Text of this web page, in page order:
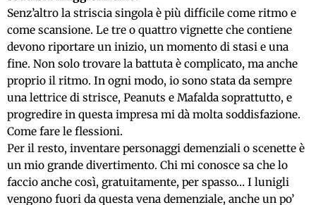
Senz’altro la striscia singola è più difficile come ritmo e
come scansione. Le tre o quattro vignette che contiene
devono riportare un inizio, un momento di stasi e una
fine. Non solo trovare la battuta è complicato, ma anche
proprio il ritmo. In ogni modo, io sono stata da sempre
una lettrice di strisce, Peanuts e Mafalda soprattutto, e
progredire in questa impresa mi dà molta soddisfazione.
Come fare le flessioni.
Per il resto, inventare personaggi demenziali o scenette è
un mio grande divertimento. Chi mi conosce sa che lo
faccio anche così, gratuitamente, per spasso… I lunigli
vengono fuori da questa vena demenziale, anche un po’